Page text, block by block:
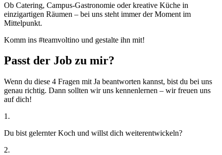
Ob Catering, Campus-Gastronomie oder kreative Küche in
einzigartigen Räumen – bei uns steht immer der Moment im
Mittelpunkt.
Komm ins #teamvoltino und gestalte ihn mit!
Passt der Job zu mir?
Wenn du diese 4 Fragen mit Ja beantworten kannst, bist du bei uns
genau richtig. Dann sollten wir uns kennenlernen – wir freuen uns
auf dich!
1 .
Du bist gelernter Koch und willst dich weiterentwickeln?
2.